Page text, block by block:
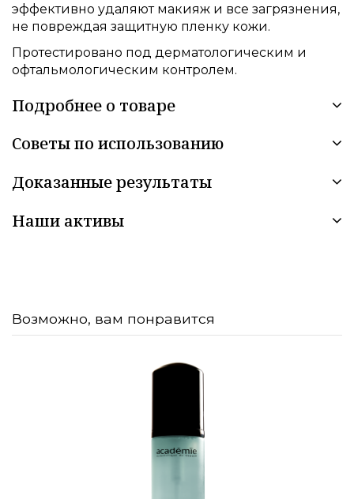
эффективно удаляют макияж и все загрязнения,
не повреждая защитную пленку кожи.
Протестировано под дерматологическим и
офтальмологическим контролем.
Подробнее о товаре
Советы по использованию
Доказанные результаты
Наши активы
Возможно, вам понравится